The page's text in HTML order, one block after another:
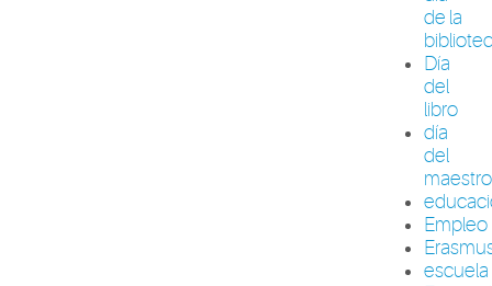
de la
Día
del
libro
día
del
maestro
Empleo
escuela